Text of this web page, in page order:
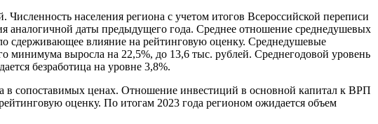
населения региона с учетом итогов Всероссийской переписи
аналогичной даты предыдущего года. Среднее отношение среднедушевых
сдерживающее влияние на рейтинговую оценку. Среднедушевые
минимума выросла на 22,5%, до 13,6 тыс. рублей. Среднегодовой уровень
безработица на уровне 3,8%.
в сопоставимых ценах. Отношение инвестиций в основной капитал к ВРП
оценку. По итогам 2023 года регионом ожидается объем